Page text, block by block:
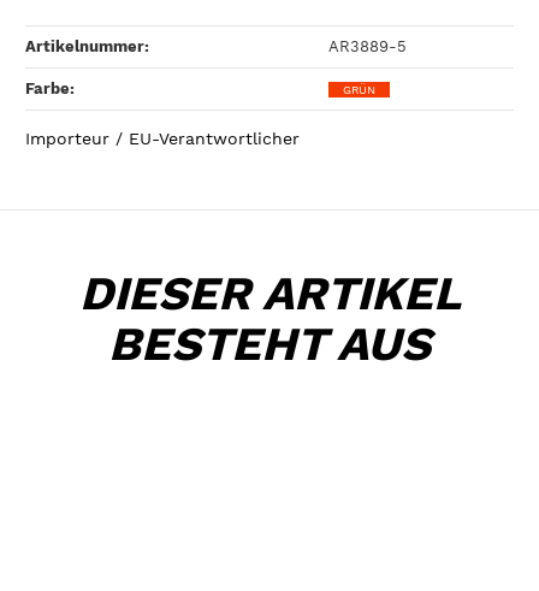
Artikelnummer: AR3889-5
Farbe‍: GRÜN
Importeur / EU-Verantwortlicher
DIESER ARTIKEL
BESTEHT AUS